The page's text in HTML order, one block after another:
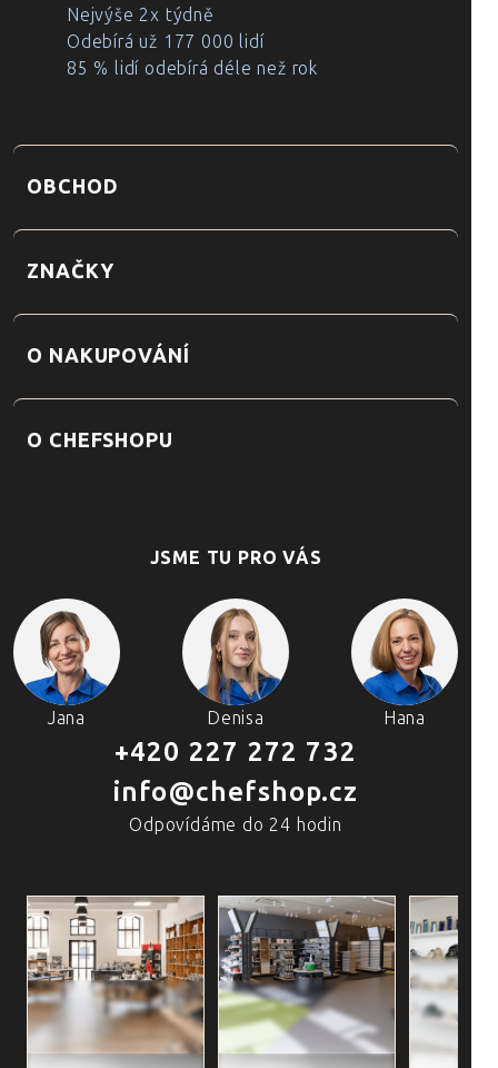
Nejvýše 2x týdně
Odebírá už 177 000 lidí
85 % lidí odebírá déle než rok
OBCHOD
ZNAČKY
O NAKUPOVÁNÍ
O CHEFSHOPU
JSME TU PRO VÁS
Jana Denisa Hana
+420 227 272 732
info@chefshop.cz
Odpovídáme do 24 hodin